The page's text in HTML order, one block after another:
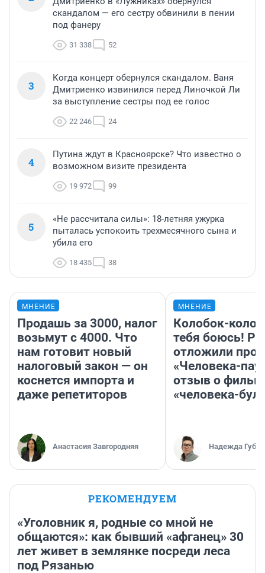
скандалом — его сестру обвинили в пении
под фанеру
31 338 52
3
Когда концерт обернулся скандалом. Ваня
Дмитриенко извинился перед Линочкой Ли
за выступление сестры под ее голос
22 246 24
4
Путина ждут в Красноярске? Что известно о
возможном визите президента
19 972 99
5
«Не рассчитала силы»: 18-летняя ужурка
пыталась успокоить трехмесячного сына и
убила его
18 435 38
МНЕНИЕ
Продашь за 3000, налог
возьмут с 4000. Что
нам готовит новый
налоговый закон — он
коснется импорта и
даже репетиторов
Анастасия Завгородняя
МНЕНИЕ
Колобок-
тебя боюсь!
отложили
«Человека-
отзыв о
«человека-
Надежда
РЕКОМЕНДУЕМ
«Уголовник я, родные со мной не
общаются»: как бывший «афганец» 30
лет живет в землянке посреди леса
под Рязанью